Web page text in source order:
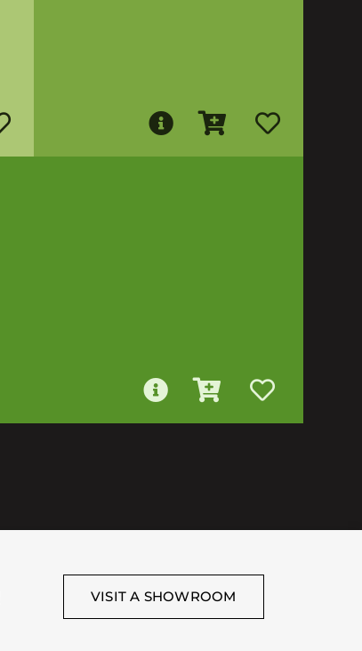
VISIT A SHOWROOM